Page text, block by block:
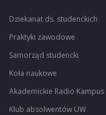
Dziekanat ds. studenckich
Praktyki zawodowe
Samorząd studencki
Koła naukowe
Akademickie Radio Kampus
Klub absolwentów UW